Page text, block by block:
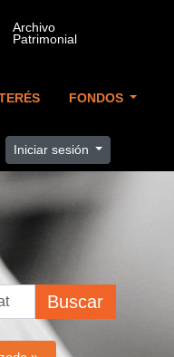
FONDOS
Iniciar sesión
Buscar